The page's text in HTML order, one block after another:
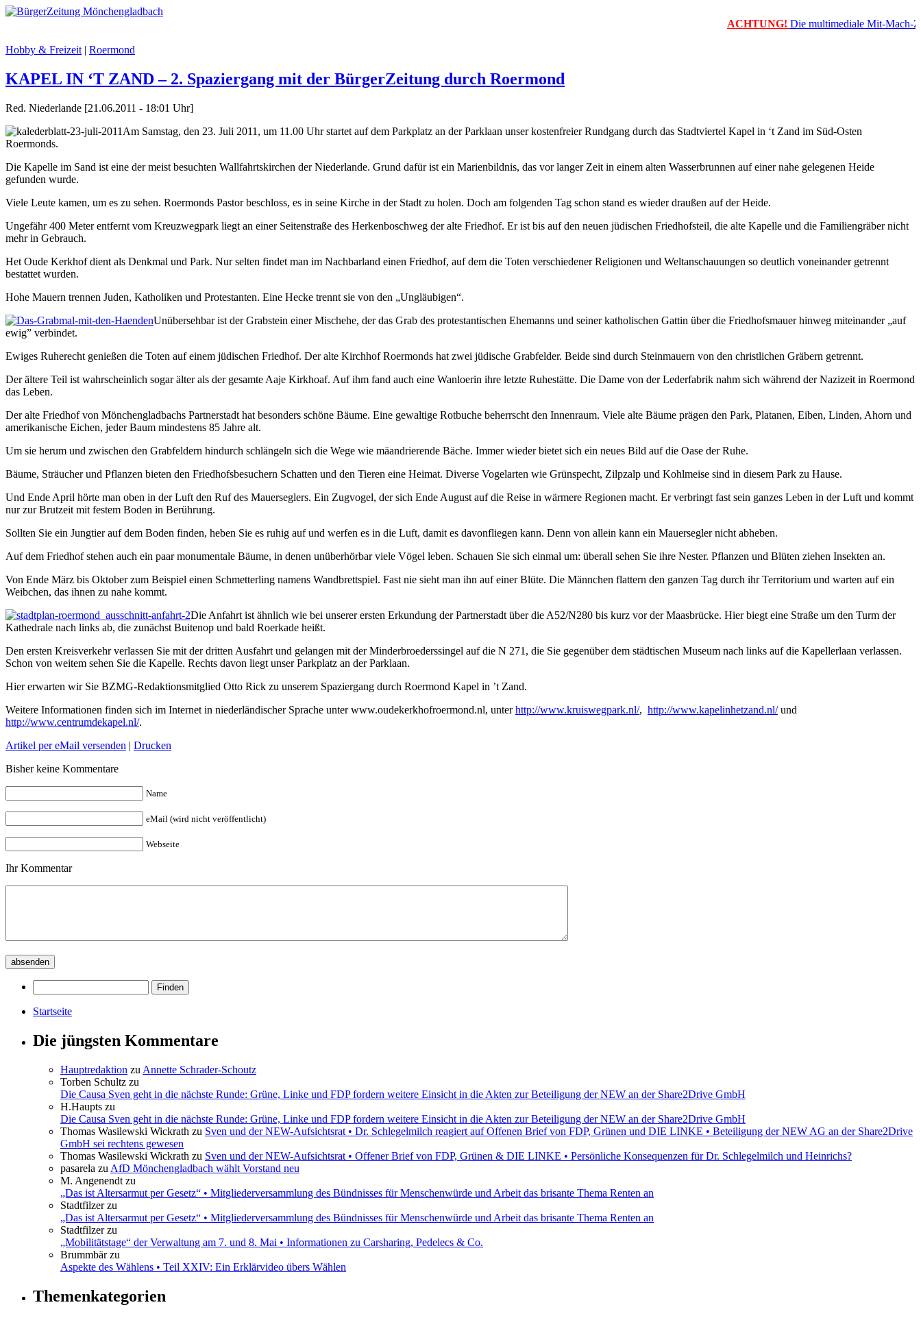
ACHTUNG!Die multimediale Mit-Mach-
Hobby & Freizeit | Roermond
KAPEL IN ‘T ZAND – 2. Spaziergang mit der BürgerZeitung durch Roermond
Red. Niederlande [21.06.2011 - 18:01 Uhr]
Am Samstag, den 23. Juli 2011, um 11.00 Uhr startet auf dem Parkplatz an der Parklaan unser kostenfreier Rundgang durch das Stadtviertel Kapel in ‘t Zand im Süd-Osten
Roermonds.
Die Kapelle im Sand ist eine der meist besuchten Wallfahrtskirchen der Niederlande. Grund dafür ist ein Marienbildnis, das vor langer Zeit in einem alten Wasserbrunnen auf einer nahe gelegenen Heide
gefunden wurde.
Viele Leute kamen, um es zu sehen. Roermonds Pastor beschloss, es in seine Kirche in der Stadt zu holen. Doch am folgenden Tag schon stand es wieder draußen auf der Heide.
Ungefähr 400 Meter entfernt vom Kreuzwegpark liegt an einer Seitenstraße des Herkenboschweg der alte Friedhof. Er ist bis auf den neuen jüdischen Friedhofsteil, die alte Kapelle und die Familiengräber nicht
mehr in Gebrauch.
Het Oude Kerkhof dient als Denkmal und Park. Nur selten findet man im Nachbarland einen Friedhof, auf dem die Toten verschiedener Religionen und Weltanschauungen so deutlich voneinander getrennt
bestattet wurden.
Hohe Mauern trennen Juden, Katholiken und Protestanten. Eine Hecke trennt sie von den „Ungläubigen“.
Unübersehbar ist der Grabstein einer Mischehe, der das Grab des protestantischen Ehemanns und seiner katholischen Gattin über die Friedhofsmauer hinweg miteinander „auf
ewig” verbindet.
Ewiges Ruherecht genießen die Toten auf einem jüdischen Friedhof. Der alte Kirchhof Roermonds hat zwei jüdische Grabfelder. Beide sind durch Steinmauern von den christlichen Gräbern getrennt.
Der ältere Teil ist wahrscheinlich sogar älter als der gesamte Aaje Kirkhoaf. Auf ihm fand auch eine Wanloerin ihre letzte Ruhestätte. Die Dame von der Lederfabrik nahm sich während der Nazizeit in Roermond
das Leben.
Der alte Friedhof von Mönchengladbachs Partnerstadt hat besonders schöne Bäume. Eine gewaltige Rotbuche beherrscht den Innenraum. Viele alte Bäume prägen den Park, Platanen, Eiben, Linden, Ahorn und
amerikanische Eichen, jeder Baum mindestens 85 Jahre alt.
Um sie herum und zwischen den Grabfeldern hindurch schlängeln sich die Wege wie mäandrierende Bäche. Immer wieder bietet sich ein neues Bild auf die Oase der Ruhe.
Bäume, Sträucher und Pflanzen bieten den Friedhofsbesuchern Schatten und den Tieren eine Heimat. Diverse Vogelarten wie Grünspecht, Zilpzalp und Kohlmeise sind in diesem Park zu Hause.
Und Ende April hörte man oben in der Luft den Ruf des Mauerseglers. Ein Zugvogel, der sich Ende August auf die Reise in wärmere Regionen macht. Er verbringt fast sein ganzes Leben in der Luft und kommt
nur zur Brutzeit mit festem Boden in Berührung.
Sollten Sie ein Jungtier auf dem Boden finden, heben Sie es ruhig auf und werfen es in die Luft, damit es davonfliegen kann. Denn von allein kann ein Mauersegler nicht abheben.
Auf dem Friedhof stehen auch ein paar monumentale Bäume, in denen unüberhörbar viele Vögel leben. Schauen Sie sich einmal um: überall sehen Sie ihre Nester. Pflanzen und Blüten ziehen Insekten an.
Von Ende März bis Oktober zum Beispiel einen Schmetterling namens Wandbrettspiel. Fast nie sieht man ihn auf einer Blüte. Die Männchen flattern den ganzen Tag durch ihr Territorium und warten auf ein
Weibchen, das ihnen zu nahe kommt.
Die Anfahrt ist ähnlich wie bei unserer ersten Erkundung der Partnerstadt über die A52/N280 bis kurz vor der Maasbrücke. Hier biegt eine Straße um den Turm der
Kathedrale nach links ab, die zunächst Buitenop und bald Roerkade heißt.
Den ersten Kreisverkehr verlassen Sie mit der dritten Ausfahrt und gelangen mit der Minderbroederssingel auf die N 271, die Sie gegenüber dem städtischen Museum nach links auf die Kapellerlaan verlassen.
Schon von weitem sehen Sie die Kapelle. Rechts davon liegt unser Parkplatz an der Parklaan.
Hier erwarten wir Sie BZMG-Redaktionsmitglied Otto Rick zu unserem Spaziergang durch Roermond Kapel in ’t Zand.
Weitere Informationen finden sich im Internet in niederländischer Sprache unter www.oudekerkhofroermond.nl, unterhttp://www.kruiswegpark.nl/, http://www.kapelinhetzand.nl/und
http://www.centrumdekapel.nl/.
Artikel per eMail versenden | Drucken
Bisher keine Kommentare
Name
eMail (wird nicht veröffentlicht)
Webseite
Ihr Kommentar
Startseite
Die jüngsten Kommentare
Hauptredaktion zu Annette Schrader-Schoutz
Torben Schultz zu
Die Causa Sven geht in die nächste Runde: Grüne, Linke und FDP fordern weitere Einsicht in die Akten zur Beteiligung der NEW an der Share2Drive GmbH
H.Haupts zu
Die Causa Sven geht in die nächste Runde: Grüne, Linke und FDP fordern weitere Einsicht in die Akten zur Beteiligung der NEW an der Share2Drive GmbH
Thomas Wasilewski Wickrath zu Sven und der NEW-Aufsichtsrat • Dr. Schlegelmilch reagiert auf Offenen Brief von FDP, Grünen und DIE LINKE • Beteiligung der NEW AG an der Share2Drive
GmbH sei rechtens gewesen
Thomas Wasilewski Wickrath zu Sven und der NEW-Aufsichtsrat • Offener Brief von FDP, Grünen & DIE LINKE • Persönliche Konsequenzen für Dr. Schlegelmilch und Heinrichs?
pasarela zu AfD Mönchengladbach wählt Vorstand neu
M. Angenendt zu
„Das ist Altersarmut per Gesetz“ • Mitgliederversammlung des Bündnisses für Menschenwürde und Arbeit das brisante Thema Renten an
Stadtfilzerzu
„Das ist Altersarmut per Gesetz“ • Mitgliederversammlung des Bündnisses für Menschenwürde und Arbeit das brisante Thema Renten an
Stadtfilzerzu
„Mobilitätstage“ der Verwaltung am 7. und 8. Mai • Informationen zu Carsharing, Pedelecs & Co.
Brummbärzu
Aspekte des Wählens • Teil XXIV: Ein Erklärvideo übers Wählen
Themenkategorien